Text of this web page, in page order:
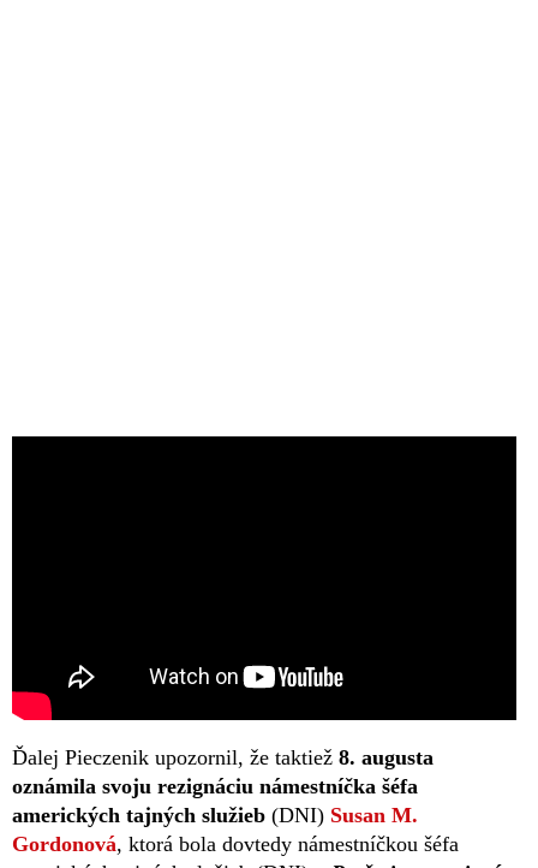
Ďalej Pieczenik upozornil, že taktiež 8. augusta
oznámila svoju rezignáciu námestníčka šéfa
amerických tajných služieb (DNI) Susan M.
Gordonová, ktorá bola dovtedy námestníčkou šéfa